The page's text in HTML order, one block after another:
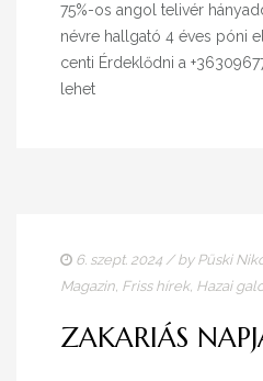
75%-os angol telivér
névre hallgató 4 éves póni
centi Érdeklődni a
lehet
6. szept. 2024 / by Püski
Magazin, Friss hírek, Hazai
ZAKARIÁS